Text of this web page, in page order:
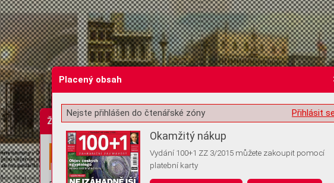
Žádost o souhlas s ukládáním volitelných informací
Placený obsah
Přihlásit
Nejste přihlášen do čtenářské zóny
Okamžitý nákup
Vydání 100+1 ZZ 3/2015 můžete zakoupit pomocí
platební karty